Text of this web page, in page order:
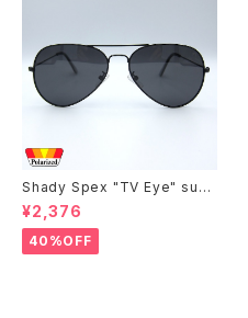
Shady Spex "TV Eye" sung
lasses, Black w/Polarized
Grey lenses
¥2,376
40%OFF